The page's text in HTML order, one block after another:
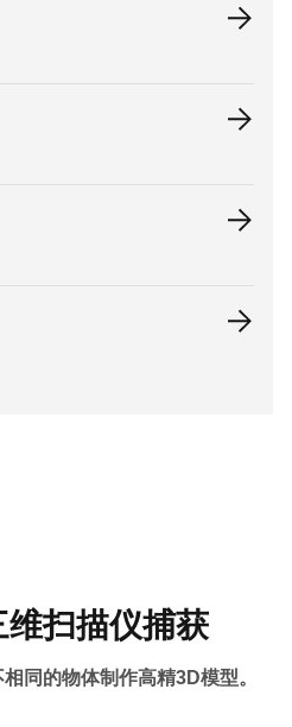
维扫描仪捕获
同的物体制作高精3D模型。